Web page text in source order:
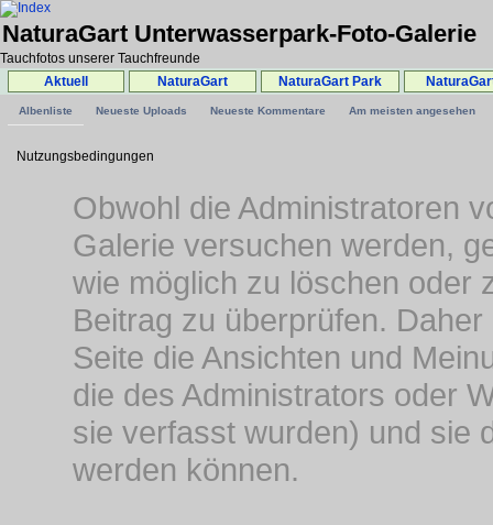
NaturaGart Unterwasserpark-Foto-Galerie
Tauchfotos unserer Tauchfreunde
Aktuell
NaturaGart NaturaGart Park
Albenliste Neueste Uploads Neueste Kommentare Am meisten angesehen
Nutzungsbedingungen
Obwohl die Administratoren
Galerie versuchen werden,
wie möglich zu löschen oder
Beitrag zu überprüfen.
Seite die Ansichten und
die des Administrators oder
sie verfasst wurden) und sie
werden können.